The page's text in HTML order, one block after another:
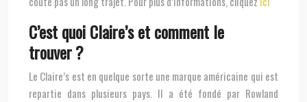
C’est quoi Claire’s et comment le
trouver ?
Le Claire’s est en quelque sorte une marque américaine qui est
repartie dans plusieurs pays. Il a été fondé par Rowland